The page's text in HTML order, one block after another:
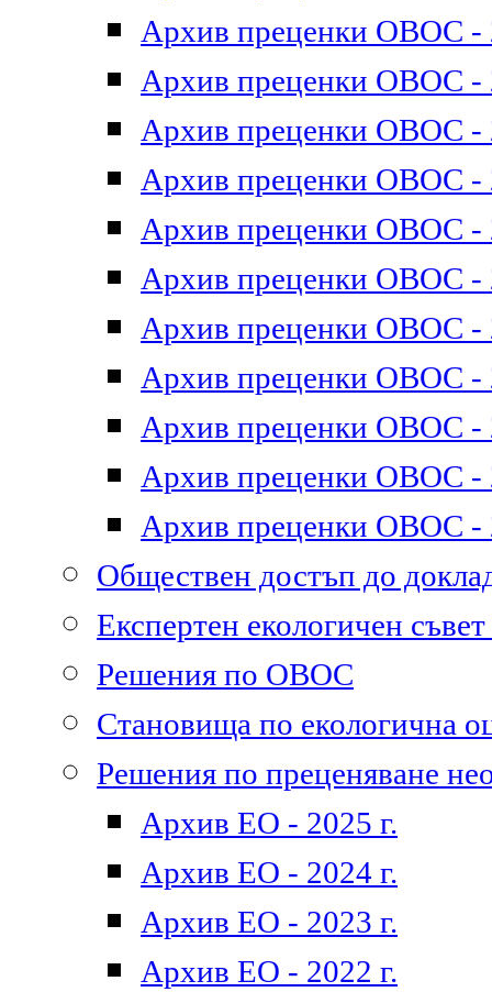
Архив преценки ОВОС -
Архив преценки ОВОС -
Архив преценки ОВОС -
Архив преценки ОВОС -
Архив преценки ОВОС -
Архив преценки ОВОС -
Архив преценки ОВОС -
Архив преценки ОВОС -
Архив преценки ОВОС -
Архив преценки ОВОС -
Архив преценки ОВОС -
Обществен достъп до
Експертен екологичен
Решения по ОВОС
Становища по екологична
Решения по преценяване
Архив ЕО - 2025 г.
Архив ЕО - 2024 г.
Архив ЕО - 2023 г.
Архив ЕО - 2022 г.